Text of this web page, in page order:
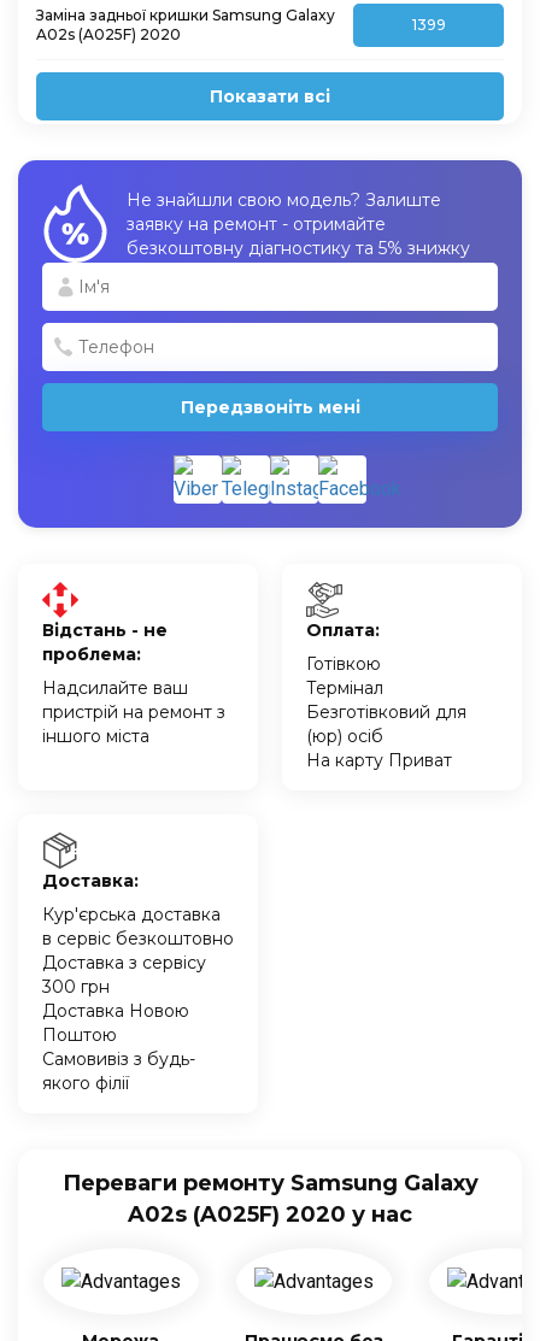
Заміна задньої кришки Samsung Galaxy
A02s (A025F) 2020
1399
Показати всі
Не знайшли свою модель? Залиште
заявку на ремонт - отримайте
безкоштовну діагностику та 5% знижку
Передзвоніть мені
Відстань - не
проблема:
Надсилайте ваш
пристрій на ремонт з
іншого міста
Оплата:
Готівкою
Термінал
Безготівковий для
(юр) осіб
На карту Приват
Доставка:
Кур'єрська доставка
в сервіс безкоштовно
Доставка з сервісу
300 грн
Доставка Новою
Поштою
Самовивіз з будь-
якого філії
Переваги ремонту Samsung Galaxy
A02s (A025F) 2020 у нас